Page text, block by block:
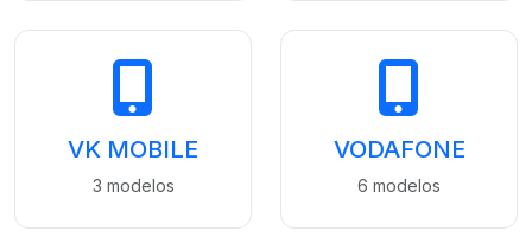
VK MOBILE
3 modelos
VODAFONE
6 modelos